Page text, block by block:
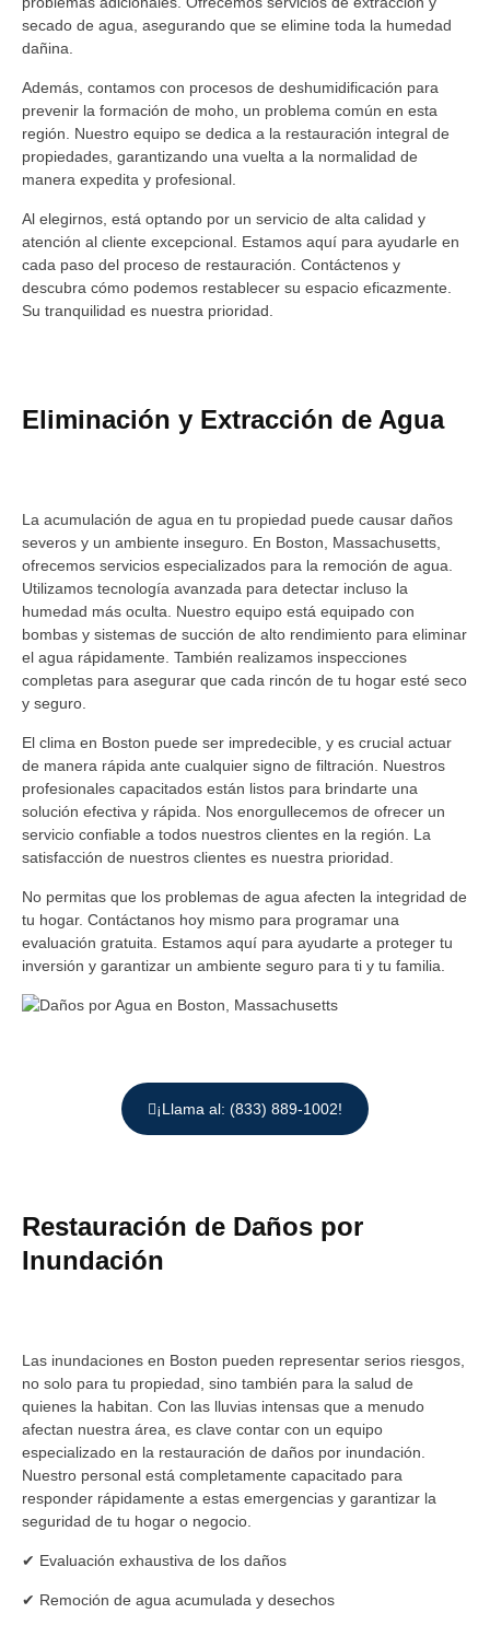
secado de agua, asegurando que se elimine toda la humedad
dañina.
Además, contamos con procesos de deshumidificación para
prevenir la formación de moho, un problema común en esta
región. Nuestro equipo se dedica a la restauración integral de
propiedades, garantizando una vuelta a la normalidad de
manera expedita y profesional.
Al elegirnos, está optando por un servicio de alta calidad y
atención al cliente excepcional. Estamos aquí para ayudarle en
cada paso del proceso de restauración. Contáctenos y
descubra cómo podemos restablecer su espacio eficazmente.
Su tranquilidad es nuestra prioridad.
Eliminación y Extracción de Agua
La acumulación de agua en tu propiedad puede causar daños
severos y un ambiente inseguro. En Boston, Massachusetts,
ofrecemos servicios especializados para la remoción de agua.
Utilizamos tecnología avanzada para detectar incluso la
humedad más oculta. Nuestro equipo está equipado con
bombas y sistemas de succión de alto rendimiento para eliminar
el agua rápidamente. También realizamos inspecciones
completas para asegurar que cada rincón de tu hogar esté seco
y seguro.
El clima en Boston puede ser impredecible, y es crucial actuar
de manera rápida ante cualquier signo de filtración. Nuestros
profesionales capacitados están listos para brindarte una
solución efectiva y rápida. Nos enorgullecemos de ofrecer un
servicio confiable a todos nuestros clientes en la región. La
satisfacción de nuestros clientes es nuestra prioridad.
No permitas que los problemas de agua afecten la integridad de
tu hogar. Contáctanos hoy mismo para programar una
evaluación gratuita. Estamos aquí para ayudarte a proteger tu
inversión y garantizar un ambiente seguro para ti y tu familia.
¡Llama al: (833) 889-1002!
Restauración de Daños por
Inundación
Las inundaciones en Boston pueden representar serios riesgos,
no solo para tu propiedad, sino también para la salud de
quienes la habitan. Con las lluvias intensas que a menudo
afectan nuestra área, es clave contar con un equipo
especializado en la restauración de daños por inundación.
Nuestro personal está completamente capacitado para
responder rápidamente a estas emergencias y garantizar la
seguridad de tu hogar o negocio.
✔ Evaluación exhaustiva de los daños
✔ Remoción de agua acumulada y desechos